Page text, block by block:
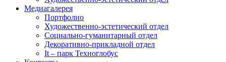
Медиагалерея
Портфолио
Художественно-эстетический отдел
Социально-гуманитарный отдел
Декоративно-прикладной отдел
It – парк Техноглобус